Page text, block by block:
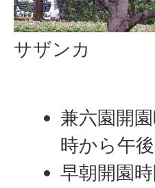
サザンカ
兼六園開
時から午
早朝開園